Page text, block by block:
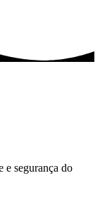
e segurança do